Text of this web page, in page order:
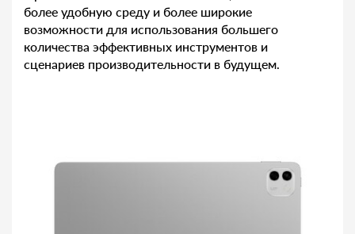
более удобную среду и более широкие
возможности для использования большего
количества эффективных инструментов и
сценариев производительности в будущем.